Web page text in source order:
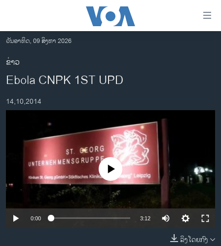
ເຂົ້າ
ຫາ
ຂ້າມ
ຂ້າມ
ໄປ
ອາເມຣິກາ
ການເລືອກຕັ້ງ ປະທານາທີບໍດີ ສະຫະລັດ 2024
ອິດສະຫຼະພາບດ້ານການຂ່າວ
ຊີວິດຊາວລາວ
ຊຸມຊົນຊາວລາວ
ວັນອາທິດ, 09 ສິງຫາ 2026
ຂ່າວ
Ebola CNPK 1ST UPD
14,10,2014
No media source currently available
0:00 3:12
ລິງໂດຍກົງ